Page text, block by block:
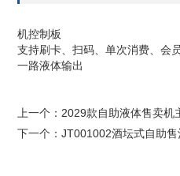
YT001002-2一
机控制板
支持刷卡、扫码、单次消费、会
一路液体输出
上一个： 2029款自助液体售卖机
下一个： JT001002酒坛式自助售